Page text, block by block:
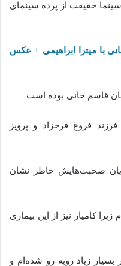
حقیقت از پرده‌ سینمای
با میترا ابراهیمی + عکس
قاسم خانی بوده است
فروغ فرخزاد و پرویز
صحبت‌هایش خاطر نشان
کامیار نیز از این بیماری
بسیار زیاد روبه رو شده‌ام و